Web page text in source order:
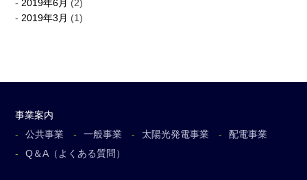
2019年6月 (2)
2019年3月 (1)
事業案内
公共事業
一般事業 太陽光発電事業
配電事業
Q＆A（よくある質問）